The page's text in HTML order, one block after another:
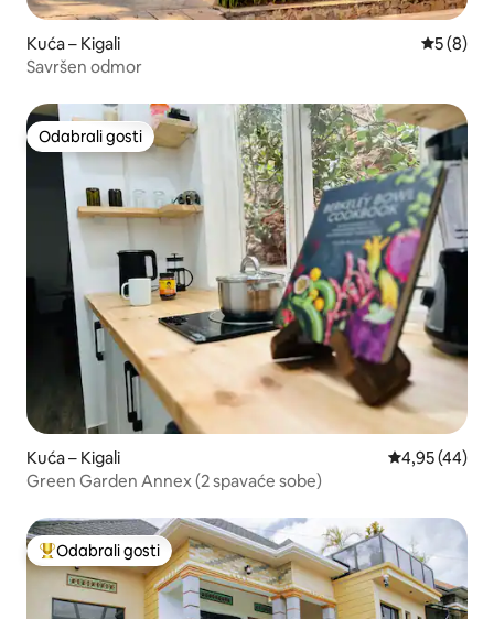
Kuća – Kigali
5 (8)
Savršen odmor
Odabrali gosti
Odabrali gosti
Kuća – Kigali Prosječna
4,95 (44)
Green Garden Annex (2 spavaće sobe)
Među najviše rangiranima s oznakom „Odabrali gosti”
Odabrali gosti